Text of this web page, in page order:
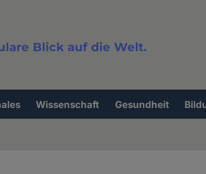
Blick auf die Welt.
Wissenschaft Gesundheit